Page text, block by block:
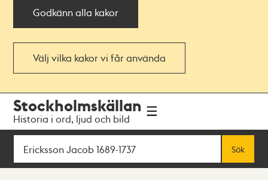
Godkänn alla kakor
Välj vilka kakor vi får använda
navigationen
huvudinnehållet
Stockholmskällan
Historia i ord, ljud och bild
Sök
Sök